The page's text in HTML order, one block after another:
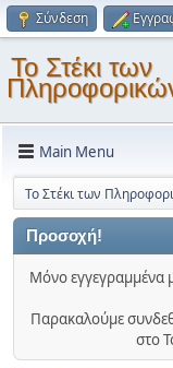
Σύνδεση
Το Στέκι των
Main Menu
Το Στέκι των
Προσοχή!
Μόνο εγγεγραμμένα
Παρακαλούμε
στο